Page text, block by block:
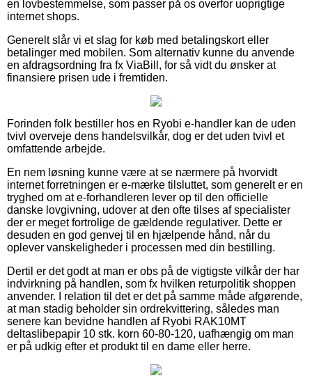
en lovbestemmelse, som passer på os overfor uoprigtige
internet shops.
Generelt slår vi et slag for køb med betalingskort eller
betalinger med mobilen. Som alternativ kunne du anvende
en afdragsordning fra fx ViaBill, for så vidt du ønsker at
finansiere prisen ude i fremtiden.
Forinden folk bestiller hos en Ryobi e-handler kan de uden
tvivl overveje dens handelsvilkår, dog er det uden tvivl et
omfattende arbejde.
En nem løsning kunne være at se nærmere på hvorvidt
internet forretningen er e-mærke tilsluttet, som generelt er en
tryghed om at e-forhandleren lever op til den officielle
danske lovgivning, udover at den ofte tilses af specialister
der er meget fortrolige de gældende regulativer. Dette er
desuden en god genvej til en hjælpende hånd, når du
oplever vanskeligheder i processen med din bestilling.
Dertil er det godt at man er obs på de vigtigste vilkår der har
indvirkning på handlen, som fx hvilken returpolitik shoppen
anvender. I relation til det er det på samme måde afgørende,
at man stadig beholder sin ordrekvittering, således man
senere kan bevidne handlen af Ryobi RAK10MT
deltaslibepapir 10 stk. korn 60-80-120, uafhængig om man
er på udkig efter et produkt til en dame eller herre.